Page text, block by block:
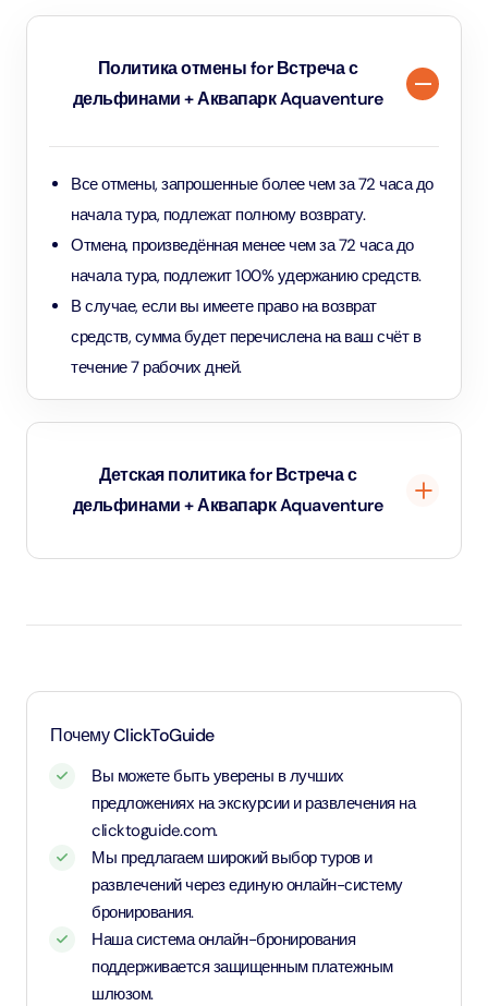
Политика отмены for Встреча с
дельфинами + Аквапарк Aquaventure
Все отмены, запрошенные более чем за 72 часа до
начала тура, подлежат полному возврату.
Отмена, произведённая менее чем за 72 часа до
начала тура, подлежит 100% удержанию средств.
В случае, если вы имеете право на возврат
средств, сумма будет перечислена на ваш счёт в
течение 7 рабочих дней.
Детская политика for Встреча с
дельфинами + Аквапарк Aquaventure
Почему ClickToGuide
Вы можете быть уверены в лучших
предложениях на экскурсии и развлечения на
clicktoguide.com.
Мы предлагаем широкий выбор туров и
развлечений через единую онлайн-систему
бронирования.
Наша система онлайн-бронирования
поддерживается защищенным платежным
шлюзом.